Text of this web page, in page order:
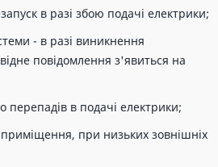
в разі збою подачі електрики;
- в разі виникнення
повідомлення з'явиться на
перепадів в подачі електрики;
приміщення, при низьких зовнішніх